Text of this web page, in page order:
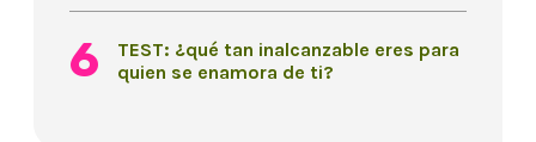
TEST: ¿qué tan inalcanzable eres para
quien se enamora de ti?